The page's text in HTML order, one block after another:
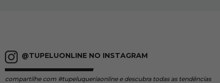
@TUPELUONLINE NO INSTAGRAM
compartilhe com #tupeluqueriaonline e descubra todas as tendências